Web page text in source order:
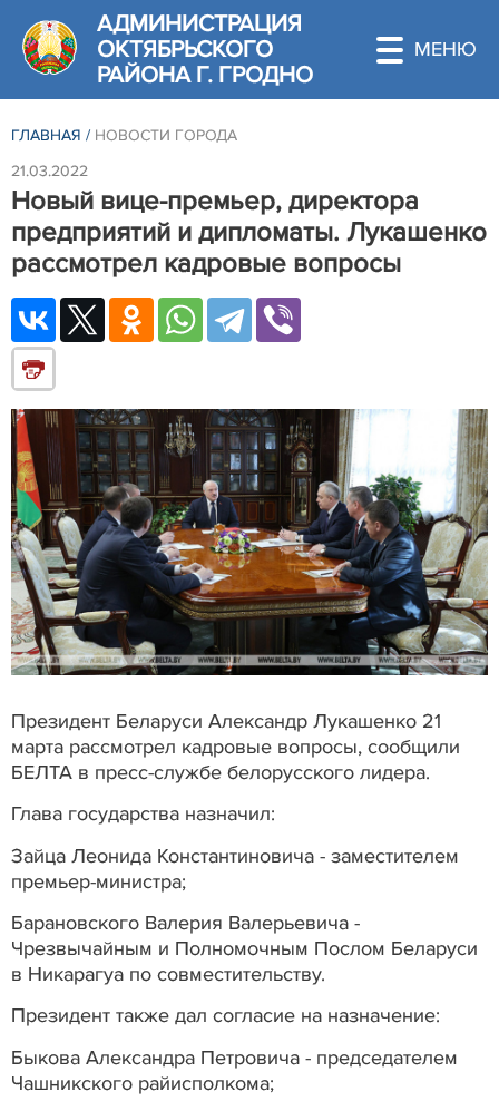
АДМИНИСТРАЦИЯ
ОКТЯБРЬСКОГО
РАЙОНА Г. ГРОДНО
ГЛАВНАЯ / НОВОСТИ ГОРОДА
21.03.2022
Новый вице-премьер, директора
предприятий и дипломаты. Лукашенко
рассмотрел кадровые вопросы
Президент Беларуси Александр Лукашенко 21
марта рассмотрел кадровые вопросы, сообщили
БЕЛТА в пресс-службе белорусского лидера.
Глава государства назначил:
Зайца Леонида Константиновича - заместителем
премьер-министра;
Барановского Валерия Валерьевича -
Чрезвычайным и Полномочным Послом Беларуси
в Никарагуа по совместительству.
Президент также дал согласие на назначение:
Быкова Александра Петровича - председателем
Чашникского райисполкома;